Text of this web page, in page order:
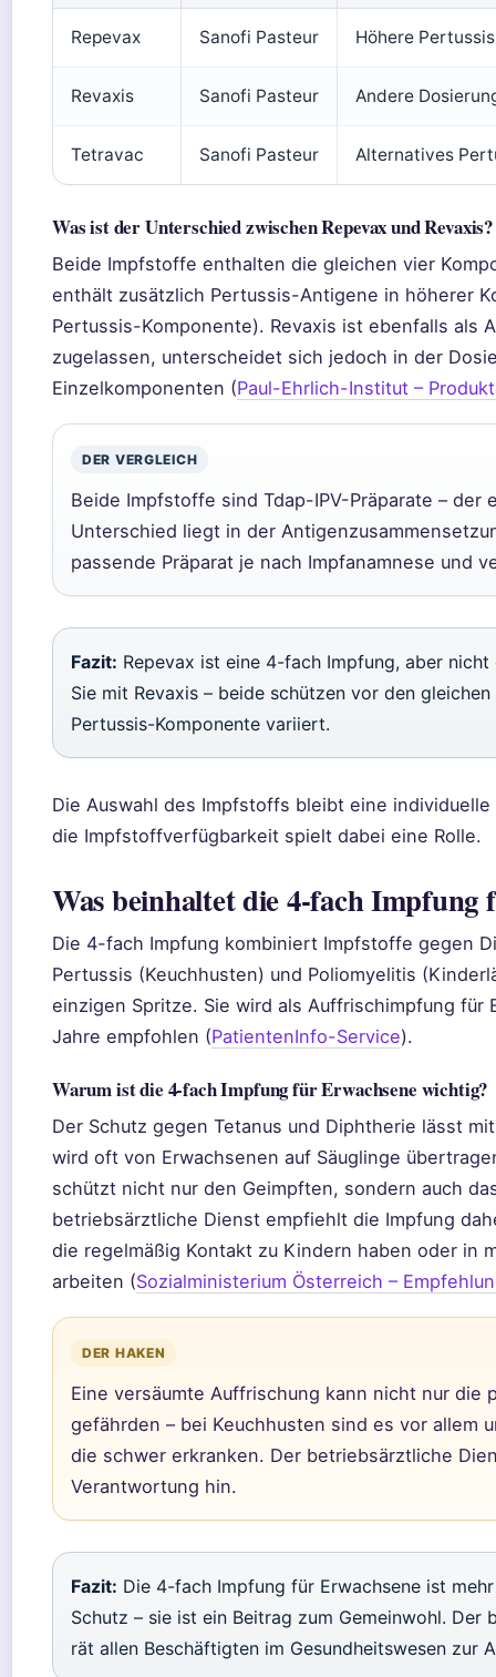
Repevax Sanofi Pasteur Höhere
Revaxis Sanofi Pasteur Andere
Tetravac Sanofi Pasteur Alternatives
Was ist der Unterschied zwischen Repevax und Revaxis?
Beide Impfstoffe enthalten die gleichen vier
enthält zusätzlich Pertussis-Antigene in höherer
Pertussis-Komponente). Revaxis ist ebenfalls als
zugelassen, unterscheidet sich jedoch in der
Einzelkomponenten (Paul-Ehrlich-Institut –
DER VERGLEICH
Beide Impfstoffe sind Tdap-IPV-Präparate – der
Unterschied liegt in der
passende Präparat je nach Impfanamnese und
Fazit: Repevax ist eine 4-fach Impfung, aber
Sie mit Revaxis – beide schützen vor den
Pertussis-Komponente variiert.
Die Auswahl des Impfstoffs bleibt eine
die Impfstoffverfügbarkeit spielt dabei eine Rolle.
Was beinhaltet die 4-fach Impfung
Die 4-fach Impfung kombiniert Impfstoffe gegen
Pertussis (Keuchhusten) und Poliomyelitis
einzigen Spritze. Sie wird als Auffrischimpfung für
Jahre empfohlen (PatientenInfo-Service).
Warum ist die 4-fach Impfung für Erwachsene wichtig?
Der Schutz gegen Tetanus und Diphtherie lässt
wird oft von Erwachsenen auf Säuglinge
schützt nicht nur den Geimpften, sondern auch
betriebsärztliche Dienst empfiehlt die Impfung
die regelmäßig Kontakt zu Kindern haben oder in
arbeiten (Sozialministerium Österreich –
DER HAKEN
Eine versäumte Auffrischung kann nicht nur die
gefährden – bei Keuchhusten sind es vor allem
die schwer erkranken. Der betriebsärztliche
Verantwortung hin.
Fazit: Die 4-fach Impfung für Erwachsene ist
Schutz – sie ist ein Beitrag zum Gemeinwohl. Der
rät allen Beschäftigten im Gesundheitswesen zur